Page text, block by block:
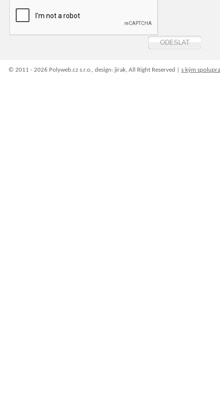
© 2011 - 2026 Polyweb.cz s.r.o., design: jirak, All Right Reserved | s kým